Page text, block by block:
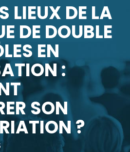
LIEUX DE LA
DE DOUBLE
EN
:
SON
?